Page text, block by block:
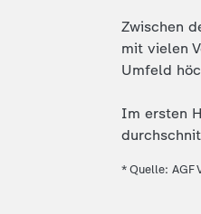
Zwischen
mit vielen
Umfeld
Im ersten
* Quelle: AGF